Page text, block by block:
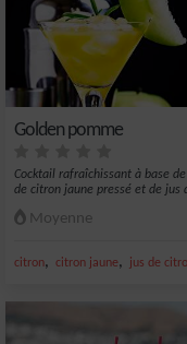
,miel
Golden pomme
Cocktail rafraîchissant à base
de citron jaune pressé et de jus
Moyenne
citron, citron jaune, jus de